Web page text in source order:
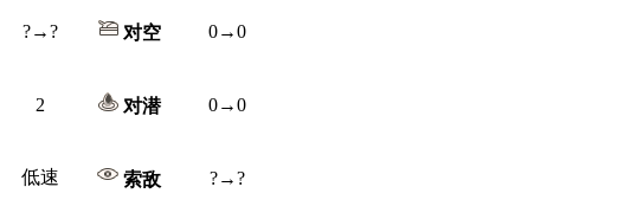
?→? 对空 0→0
2 对潜 0→0
低速 索敌 ?→?